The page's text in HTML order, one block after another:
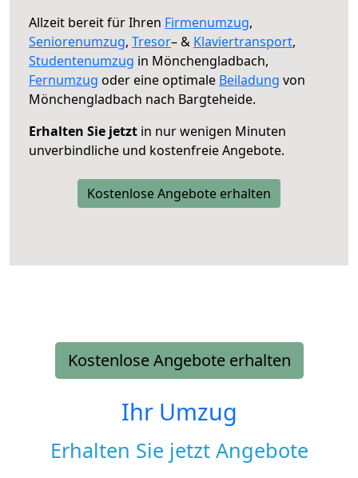
Allzeit bereit für Ihren Firmenumzug,
Seniorenumzug, Tresor– & Klaviertransport,
Studentenumzug in Mönchengladbach,
Fernumzug oder eine optimale Beiladung von
Mönchengladbach nach Bargteheide.
Erhalten Sie jetzt in nur wenigen Minuten
unverbindliche und kostenfreie Angebote.
Kostenlose Angebote erhalten
Kostenlose Angebote erhalten
Ihr Umzug
Erhalten Sie jetzt Angebote